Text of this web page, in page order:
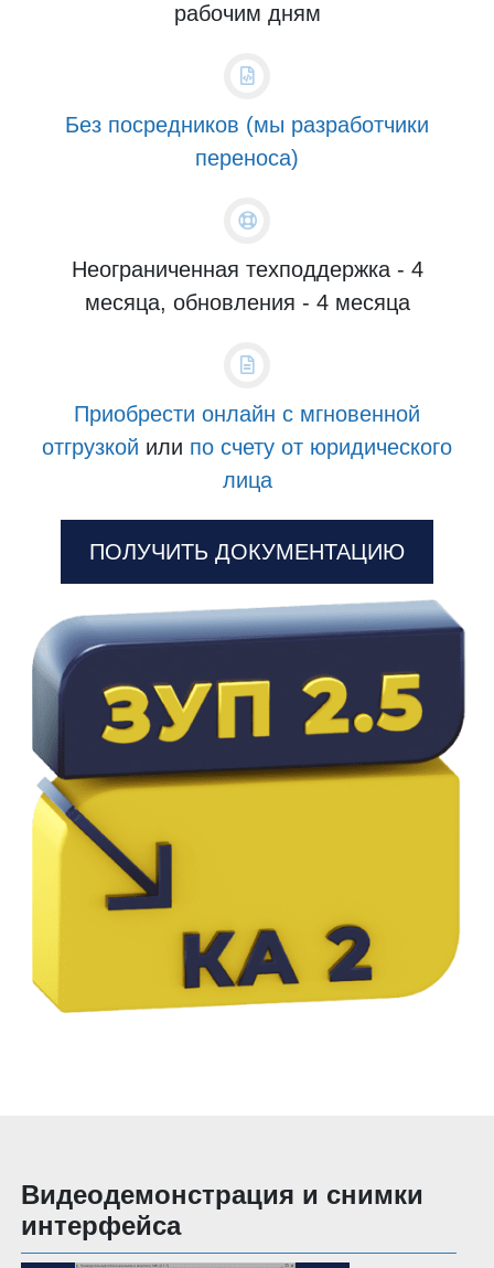
рабочим дням
Без посредников (мы разработчики
переноса)
Неограниченная техподдержка - 4
месяца, обновления - 4 месяца
Приобрести онлайн с мгновенной
отгрузкой или по счету от юридического
лица
ПОЛУЧИТЬ ДОКУМЕНТАЦИЮ
Видеодемонстрация и снимки
интерфейса